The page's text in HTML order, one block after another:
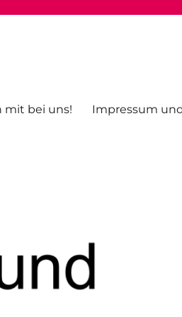
mit bei uns! Impressum